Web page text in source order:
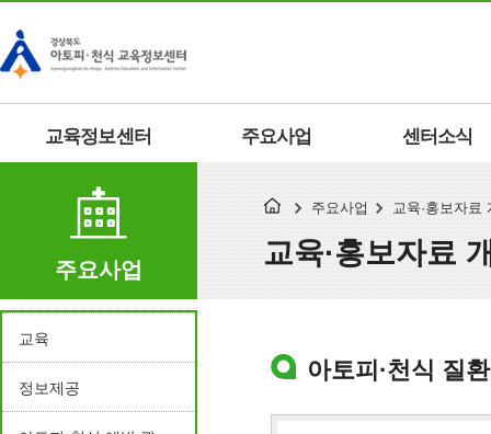
교육정보센터 주요사업 센터소식
주요사업
주요사업 교육·홍보자료
교육·홍보자료
교육
정보제공
아토피·천식 질